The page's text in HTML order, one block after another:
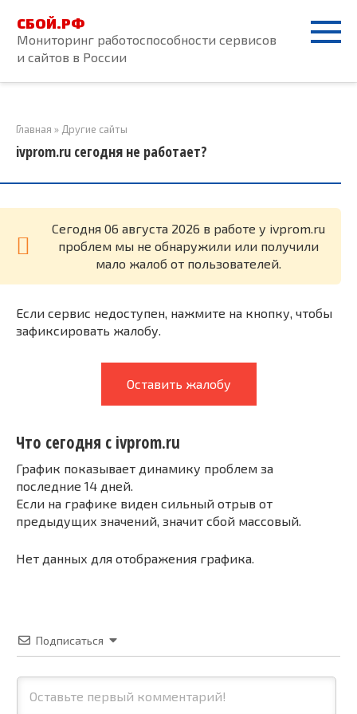
контенту
СБОЙ.РФ
Мониторинг работоспособности сервисов
и сайтов в России
Главная » Другие сайты
ivprom.ru сегодня не работает?
Cегодня 06 августа 2026 в работе у ivprom.ru
проблем мы не обнаружили или получили
мало жалоб от пользователей.
Если сервис недоступен, нажмите на кнопку, чтобы
зафиксировать жалобу.
Оставить жалобу
Что сегодня с ivprom.ru
График показывает динамику проблем за
последние 14 дней.
Если на графике виден сильный отрыв от
предыдущих значений, значит сбой массовый.
Нет данных для отображения графика.
Подписаться